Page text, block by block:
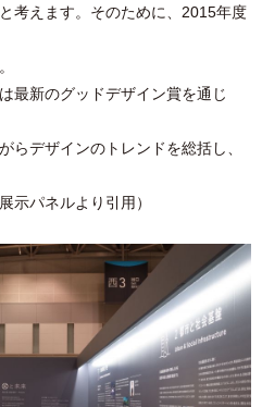
考えます。そのために、2015年度
最新のグッドデザイン賞を通じ
らデザインのトレンドを総括し、
示パネルより引用）